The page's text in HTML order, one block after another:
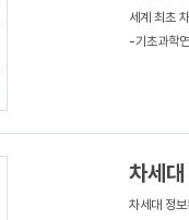
세계 최초
-기초과학
차세
차세대 정